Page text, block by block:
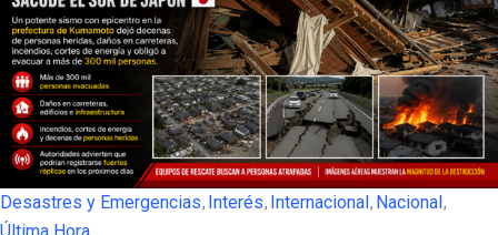
Desastres y Emergencias Interés Internacional Nacional